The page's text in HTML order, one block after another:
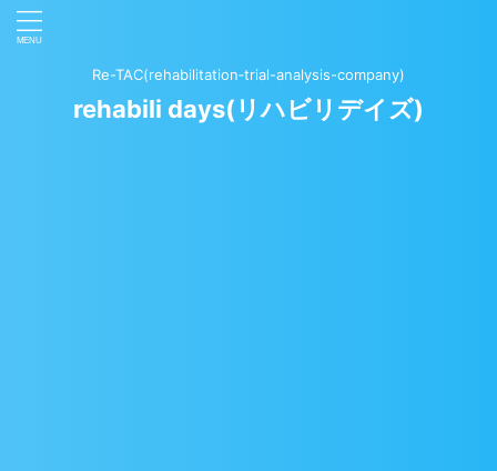
Re-TAC(rehabilitation‐trial-analysis-company)
rehabili days(リハビリデイズ)